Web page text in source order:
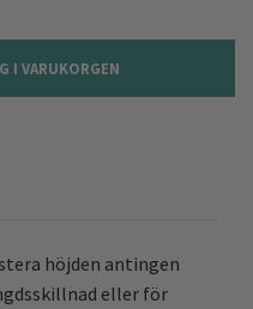
I VARUKORGEN
höjden antingen
eller för